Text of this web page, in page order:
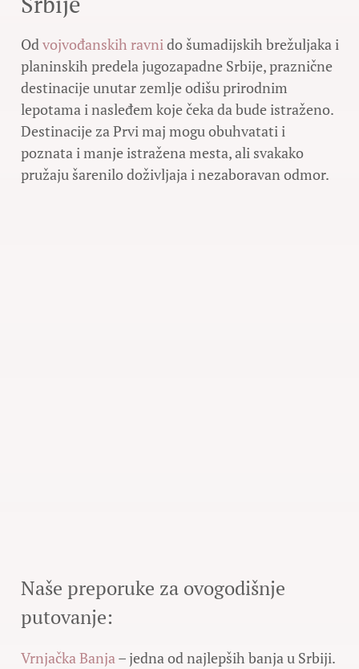
Odvojvođanskih ravnido šumadijskih brežuljaka i
planinskih predela jugozapadne Srbije, praznične
destinacije unutar zemlje odišu prirodnim
lepotama i nasleđem koje čeka da bude istraženo.
Destinacije za Prvi maj mogu obuhvatati i
poznata i manje istražena mesta, ali svakako
pružaju šarenilo doživljaja i nezaboravan odmor.
Naše preporuke za ovogodišnje
putovanje:
Vrnjačka Banja– jedna od najlepših banja u Srbiji.